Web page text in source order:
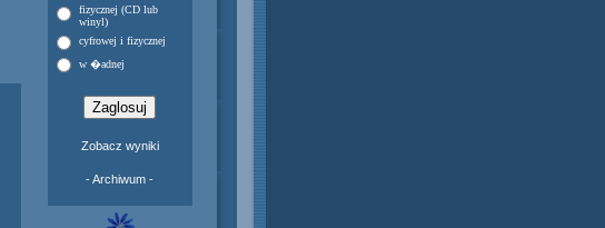
fizycznej (CD lub
winyl)
cyfrowej i fizycznej
w �adnej
Zobacz wyniki
- Archiwum -